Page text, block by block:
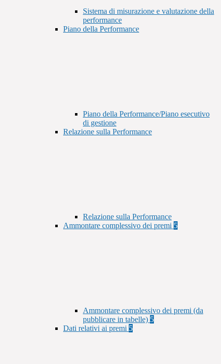
Sistema di misurazione e valutazione della
performance
Piano della Performance
Piano della Performance/Piano esecutivo
di gestione
Relazione sulla Performance
Relazione sulla Performance
Ammontare complessivo dei premi 5
Ammontare complessivo dei premi (da
pubblicare in tabelle) 5
Dati relativi ai premi 5